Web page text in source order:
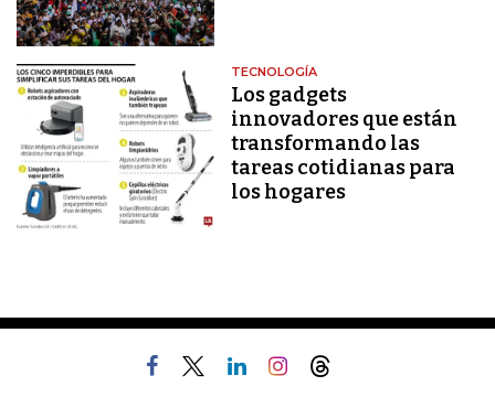
TECNOLOGÍA
Los gadgets
innovadores que están
transformando las
tareas cotidianas para
los hogares